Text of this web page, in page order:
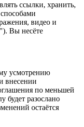
ссылки, хранить,
видео и
Вы несёте
усмотрению
внесении
по меньшей
будет разослано
остаётся